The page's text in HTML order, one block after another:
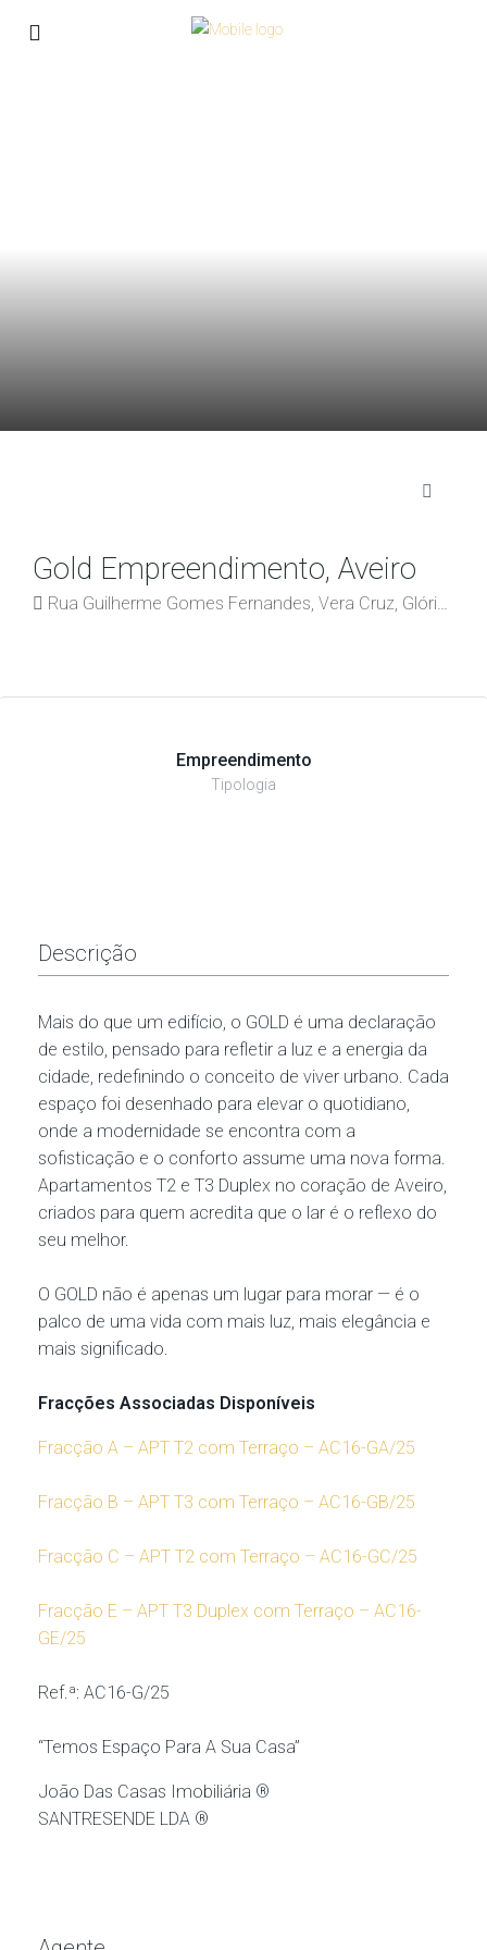
Gold Empreendimento, Aveiro
Rua Guilherme Gomes Fernandes, Vera Cruz, Glória e Vera Cruz, Aveiro, 3800-197, Portugal
Empreendimento
Tipologia
Descrição
Mais do que um edifício, o GOLD é uma declaração
de estilo, pensado para refletir a luz e a energia da
cidade, redefinindo o conceito de viver urbano. Cada
espaço foi desenhado para elevar o quotidiano,
onde a modernidade se encontra com a
sofisticação e o conforto assume uma nova forma.
Apartamentos T2 e T3 Duplex no coração de Aveiro,
criados para quem acredita que o lar é o reflexo do
seu melhor.
O GOLD não é apenas um lugar para morar — é o
palco de uma vida com mais luz, mais elegância e
mais significado.
Fracções Associadas Disponíveis
Fracção A – APT T2 com Terraço – AC16-GA/25
Fracção B – APT T3 com Terraço – AC16-GB/25
Fracção C – APT T2 com Terraço – AC16-GC/25
Fracção E – APT T3 Duplex com Terraço – AC16-
GE/25
Ref.ª: AC16-G/25
“Temos Espaço Para A Sua Casa”
João Das Casas Imobiliária ®
SANTRESENDE LDA ®